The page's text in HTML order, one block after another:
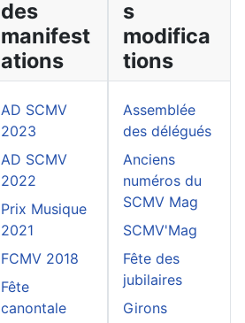
des
manifest
ations
AD SCMV
2023
AD SCMV
2022
Prix Musique
2021
FCMV 2018
Fête
canontale
s
modifica
tions
Assemblée
des délégués
Anciens
numéros du
SCMV Mag
SCMV'Mag
Fête des
jubilaires
Girons